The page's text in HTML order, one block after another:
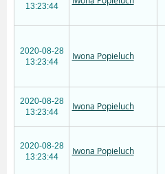
13:23:44
2020-08-28
13:23:44
Iwona Popieluch
2020-08-28
13:23:44
Iwona Popieluch
2020-08-28
13:23:44
Iwona Popieluch